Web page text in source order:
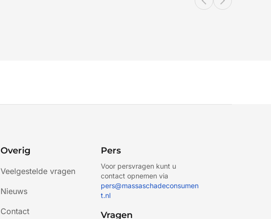
Overig
Veelgestelde vragen
Nieuws
Contact
Pers
Voor persvragen kunt u
contact opnemen via
pers@massaschadeconsumen
t.nl
Vragen